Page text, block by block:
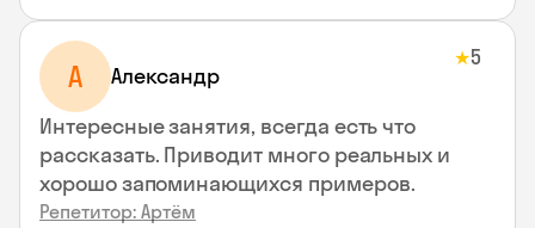
А Александр
★5
Интересные занятия, всегда есть что
рассказать. Приводит много реальных и
хорошо запоминающихся примеров.
Репетитор: Артём